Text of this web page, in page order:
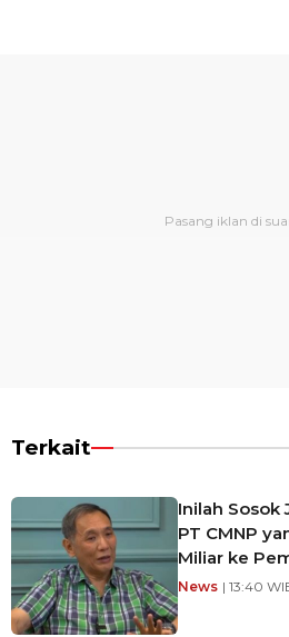
Terkait
Inilah Sosok
PT CMNP
Miliar ke
News | 13:40